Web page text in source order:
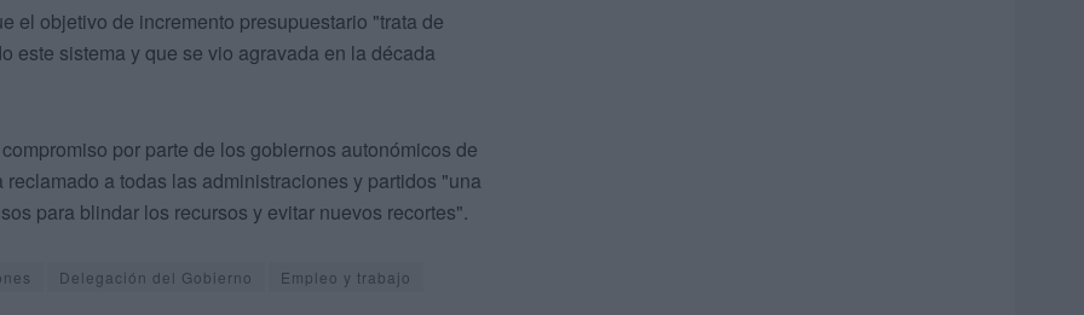
el objetivo de incremento presupuestario "trata de
este sistema y que se vio agravada en la década
por parte de los gobiernos autonómicos de
a todas las administraciones y partidos "una
para blindar los recursos y evitar nuevos recortes".
Delegación del Gobierno
Empleo y trabajo